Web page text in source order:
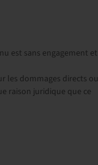
est sans engagement et
les dommages directs ou
raison juridique que ce